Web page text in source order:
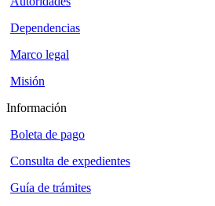
Dependencias
Marco legal
Misión
Información
Boleta de pago
Consulta de expedientes
Guía de trámites